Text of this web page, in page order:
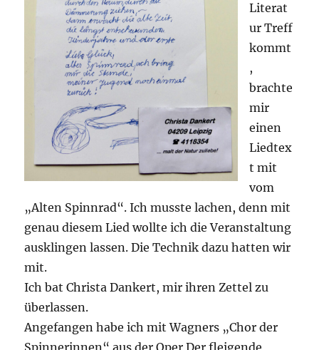
Literat
ur Treff
kommt
,
brachte
mir
einen
Liedtex
t mit
vom
„Alten Spinnrad“. Ich musste lachen, denn mit
genau diesem Lied wollte ich die Veranstaltung
ausklingen lassen. Die Technik dazu hatten wir
mit.
Ich bat Christa Dankert, mir ihren Zettel zu
überlassen.
Angefangen habe ich mit Wagners „Chor der